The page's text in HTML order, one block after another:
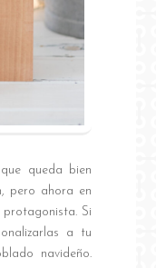
queda bien
pero ahora en
Si
a tu
navideño.